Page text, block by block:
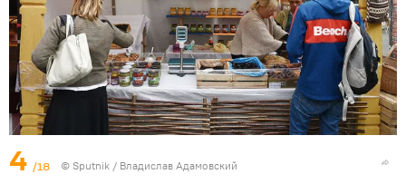
4 /18 © Sputnik / Владислав Адамовский